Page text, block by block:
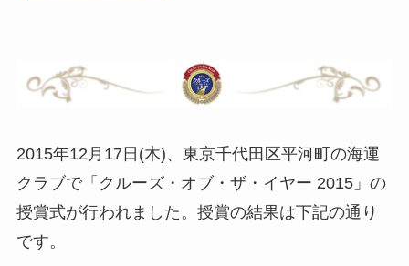
2015年12月17日(木)、東京千代田区平河町の海運
クラブで「クルーズ・オブ・ザ・イヤー 2015」の
授賞式が行われました。授賞の結果は下記の通り
です。